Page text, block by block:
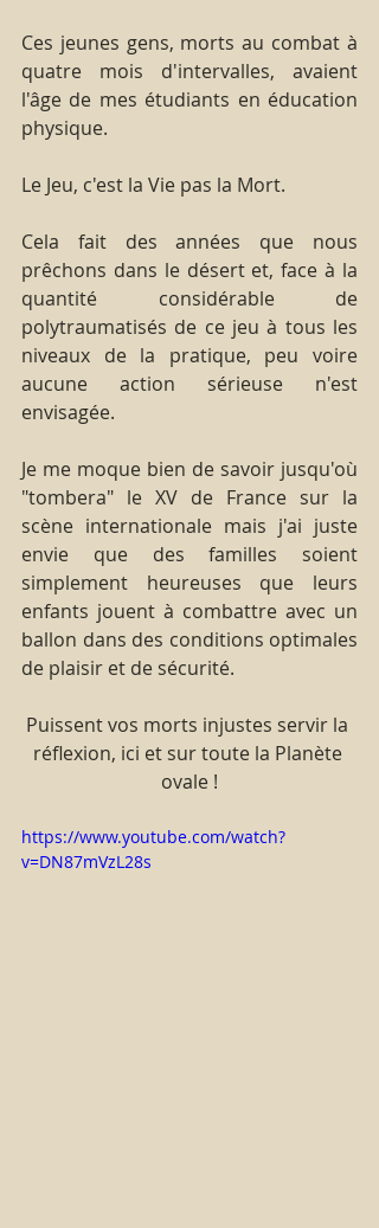
Ces jeunes gens, morts au combat à
quatre mois d'intervalles, avaient
l'âge de mes étudiants en éducation
physique.
Le Jeu, c'est la Vie pas la Mort.
Cela fait des années que nous
prêchons dans le désert et, face à la
quantité considérable de
polytraumatisés de ce jeu à tous les
niveaux de la pratique, peu voire
aucune action sérieuse n'est
envisagée.
Je me moque bien de savoir jusqu'où
"tombera" le XV de France sur la
scène internationale mais j'ai juste
envie que des familles soient
simplement heureuses que leurs
enfants jouent à combattre avec un
ballon dans des conditions optimales
de plaisir et de sécurité.
Puissent vos morts injustes servir la
réflexion, ici et sur toute la Planète
ovale !
https://www.youtube.com/watch?
v=DN87mVzL28s